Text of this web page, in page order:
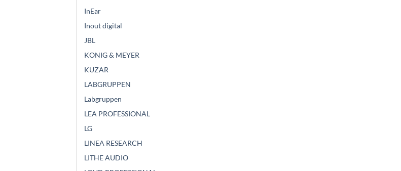
InEar
Inout digital
JBL
KONIG & MEYER
KUZAR
LABGRUPPEN
Labgruppen
LEA PROFESSIONAL
LG
LINEA RESEARCH
LITHE AUDIO